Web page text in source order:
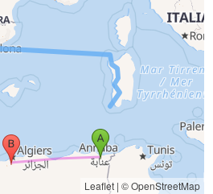
Leaflet| © OpenStreetMap